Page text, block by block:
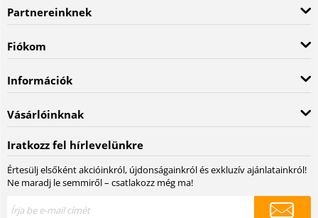
Partnereinknek
Fiókom
Információk
Vásárlóinknak
Iratkozz fel hírlevelünkre
Értesülj elsőként akcióinkról, újdonságainkról és exkluzív ajánlatainkról!
Ne maradj le semmiről – csatlakozz még ma!